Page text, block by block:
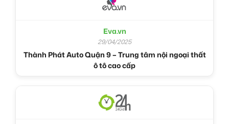
Eva.vn
29/04/2025
Thành Phát Auto Quận 9 – Trung tâm nội ngoại thất
ô tô cao cấp